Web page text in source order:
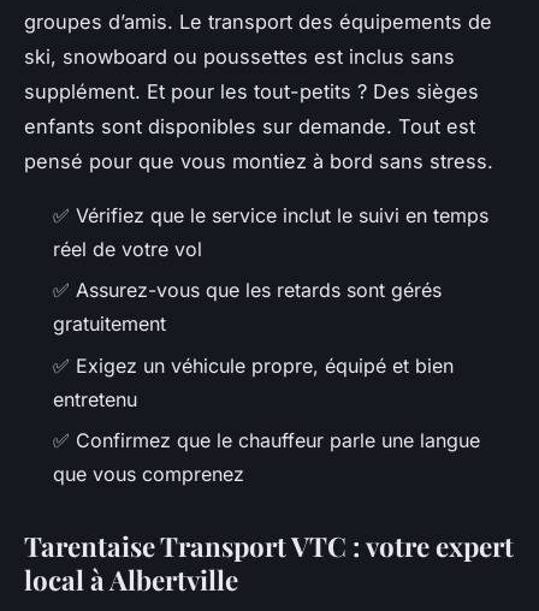
groupes d’amis. Le transport des équipements de
ski, snowboard ou poussettes est inclus sans
supplément. Et pour les tout-petits ? Des sièges
enfants sont disponibles sur demande. Tout est
pensé pour que vous montiez à bord sans stress.
✅ Vérifiez que le service inclut le suivi en temps
réel de votre vol
✅ Assurez-vous que les retards sont gérés
gratuitement
✅ Exigez un véhicule propre, équipé et bien
entretenu
✅ Confirmez que le chauffeur parle une langue
que vous comprenez
Tarentaise Transport VTC : votre expert
local à Albertville